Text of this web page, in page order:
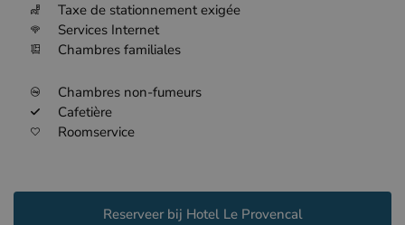
Taxe de stationnement exigée
Services Internet
Chambres familiales
Chambres non-fumeurs
Cafetière
Roomservice
Reserveer bij Hotel Le Provencal